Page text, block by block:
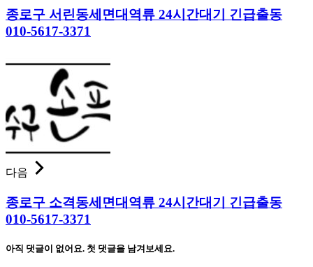
종로구 서린동세면대역류 24시간대기 긴급출동
010-5617-3371
다음
종로구 소격동세면대역류 24시간대기 긴급출동
010-5617-3371
아직 댓글이 없어요. 첫 댓글을 남겨보세요.